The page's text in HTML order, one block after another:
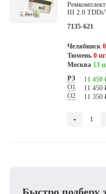
III 2.0 TDDi/
7135-621
Челябинск
Тюмень 0
Москва 13
РЗ
11 450
О1
11 450
О2
11 350
-